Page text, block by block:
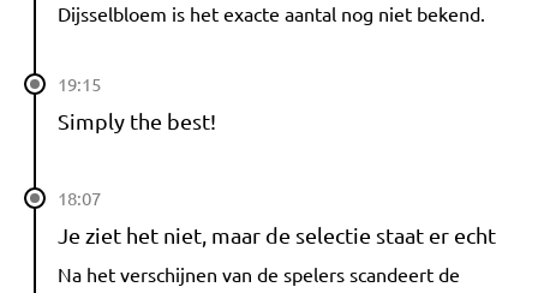
Dijsselbloem is het exacte aantal nog niet bekend.
19:15
Simply the best!
18:07
Je ziet het niet, maar de selectie staat er echt
Na het verschijnen van de spelers scandeert de